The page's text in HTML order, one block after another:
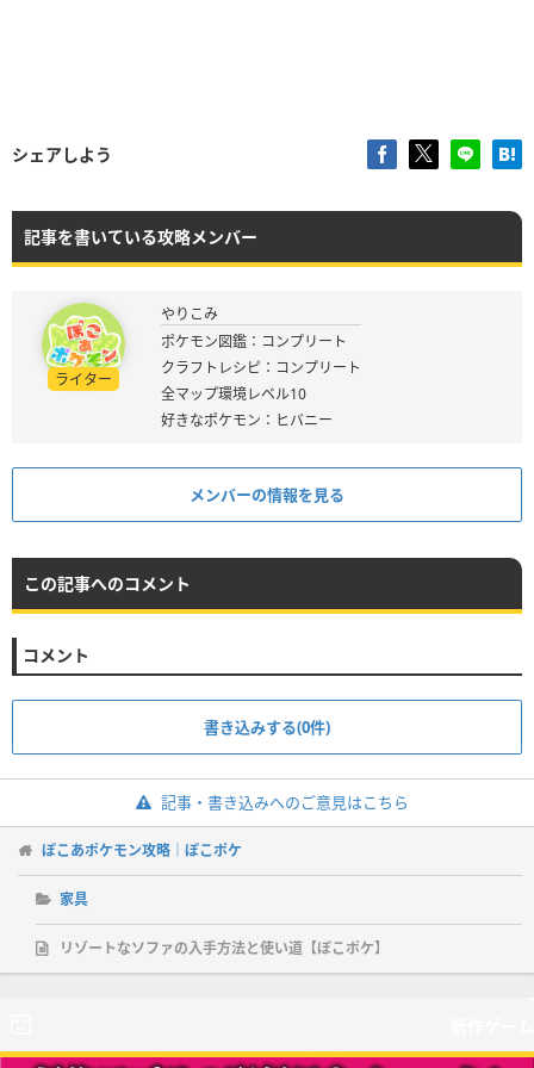
シェアしよう
記事を書いている攻略メンバー
ライター
やりこみ
ポケモン図鑑：コンプリート
クラフトレシピ：コンプリート
全マップ環境レベル10
好きなポケモン：ヒバニー
メンバーの情報を見る
この記事へのコメント
コメント
書き込みする(0件)
記事・書き込みへのご意見はこちら
ぽこあポケモン攻略｜ぽこポケ
家具
リゾートなソファの入手方法と使い道【ぽこポケ】